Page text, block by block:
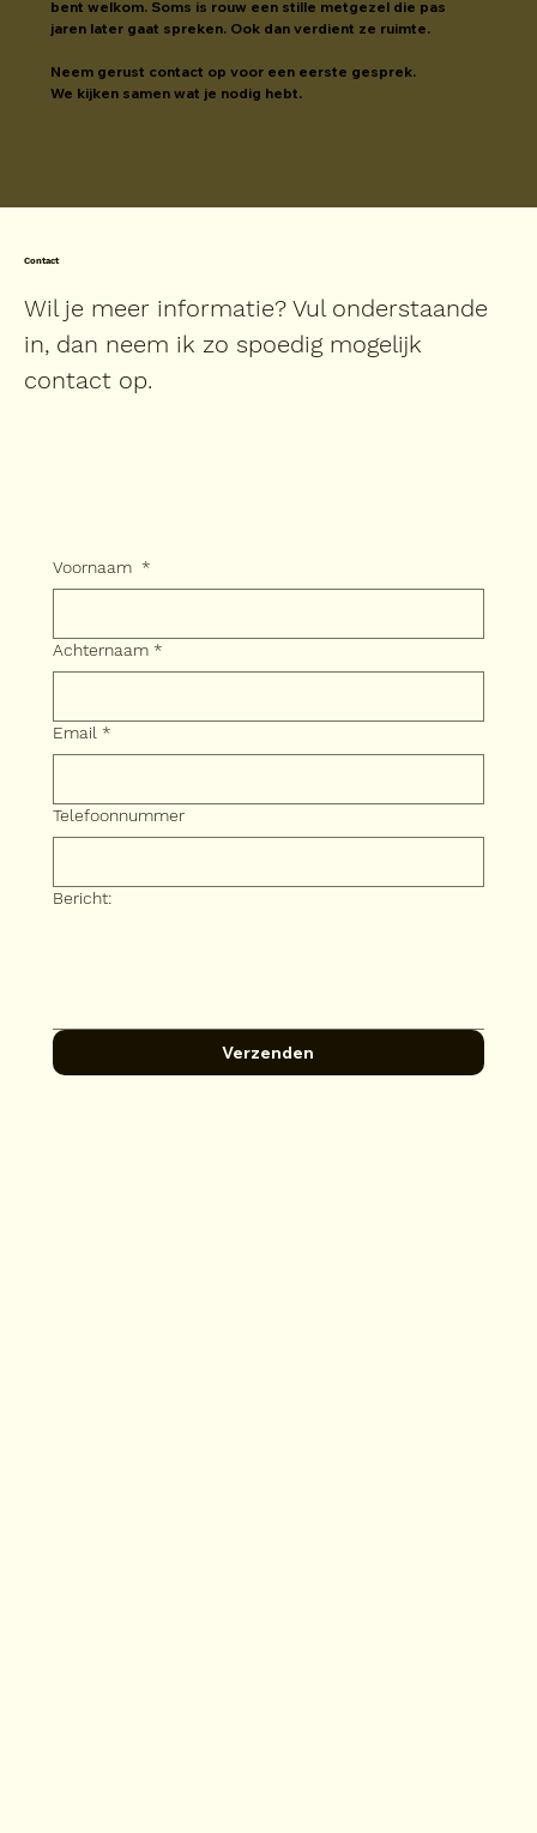
bent welkom. Soms is rouw een stille metgezel die pas
jaren later gaat spreken. Ook dan verdient ze ruimte.
Neem gerust contact op voor een eerste gesprek.
We kijken samen wat je nodig hebt.
Contact
Wil je meer informatie? Vul onderstaande
in, dan neem ik zo spoedig mogelijk
contact op.
Voornaam *
Achternaam *
Email *
Telefoonnummer
Bericht:
Verzenden